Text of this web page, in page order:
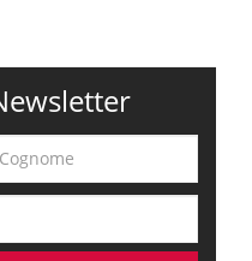
uno sguardo agli articoli di
Assicurati la presenza di "una
e renderà più confortevole
ambientale esterna supera